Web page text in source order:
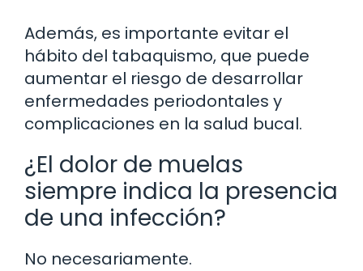
Además, es importante evitar el
hábito del tabaquismo, que puede
aumentar el riesgo de desarrollar
enfermedades periodontales y
complicaciones en la salud bucal.
¿El dolor de muelas
siempre indica la presencia
de una infección?
No necesariamente.